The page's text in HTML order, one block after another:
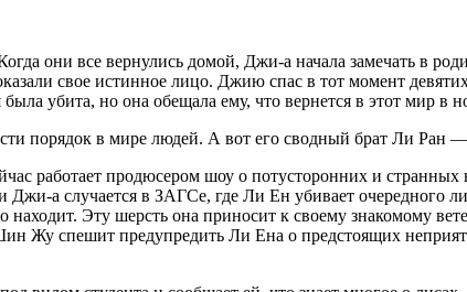
они все вернулись домой, Джи-а начала замечать в
свое истинное лицо. Джию спас в тот момент
убита, но она обещала ему, что вернется в этот мир в
порядок в мире людей. А вот его сводный брат Ли Ран
работает продюсером шоу о потусторонних и странных
а случается в ЗАГСе, где Ли Ен убивает очередного
Эту шерсть она приносит к своему знакомому
Жу спешит предупредить Ли Ена о предстоящих